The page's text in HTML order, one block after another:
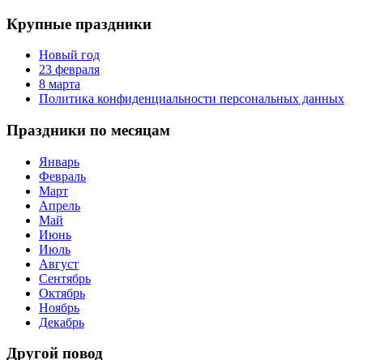
Крупные праздники
Новый год
23 февраля
8 марта
Политика конфиденциальности персональных данных
Праздники по месяцам
Январь
Февраль
Март
Апрель
Май
Июнь
Июль
Август
Сентябрь
Октябрь
Ноябрь
Декабрь
Другой повод